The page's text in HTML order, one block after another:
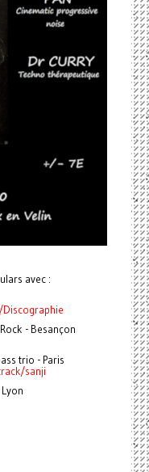
avec :
- Besançon
trio - Paris
sanji